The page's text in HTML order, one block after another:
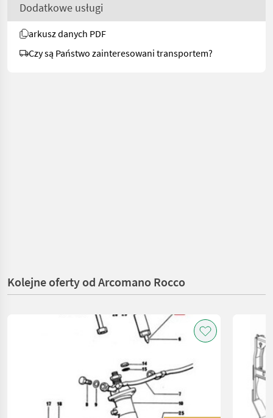
Dodatkowe usługi
arkusz danych PDF
Czy są Państwo zainteresowani transportem?
Kolejne oferty od Arcomano Rocco